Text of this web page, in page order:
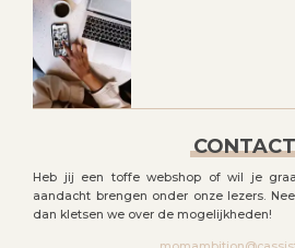
CONTACT
Heb jij een toffe webshop of wil je
aandacht brengen onder onze lezers.
dan kletsen we over de mogelijkheden!